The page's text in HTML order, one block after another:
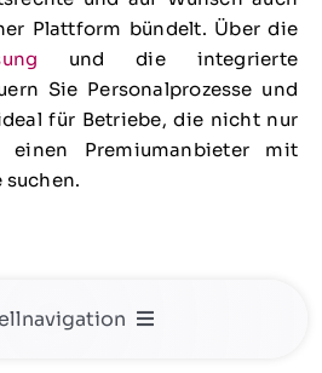
Plattform bündelt. Über die
und die integrierte
Sie Personalprozesse und
für Betriebe, die nicht nur
Premiumanbieter mit
suchen.